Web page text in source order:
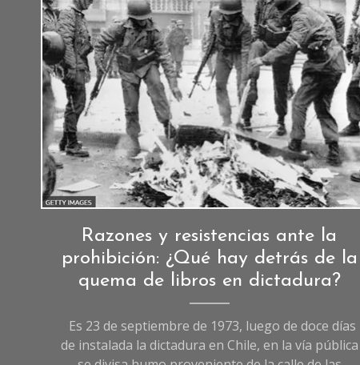
Crónicas,
Crónicas
Razones y resistencias ante la
prohibición: ¿Qué hay detrás de la
quema de libros en dictadura?
Es 23 de septiembre de 1973, luego de doce días
de instalada la dictadura en Chile, en la vía pública